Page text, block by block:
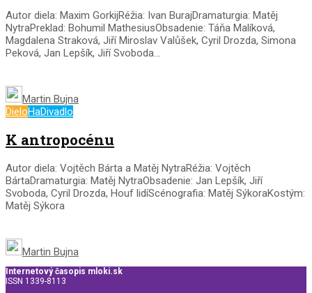
Autor diela: Maxim GorkijRéžia: Ivan BurajDramaturgia: Matěj
NytraPreklad: Bohumil MathesiusObsadenie: Táňa Malíková,
Magdalena Straková, Jiří Miroslav Valůšek, Cyril Drozda, Simona
Peková, Jan Lepšík, Jiří Svoboda...
Martin Bujna
DieloHaDivadlo
K antropocénu
Autor diela: Vojtěch Bárta a Matěj NytraRéžia: Vojtěch
BártaDramaturgia: Matěj NytraObsadenie: Jan Lepšík, Jiří
Svoboda, Cyril Drozda, Houf lidíScénografia: Matěj SýkoraKostým:
Matěj Sýkora
Martin Bujna
Internetový časopis mloki.sk
ISSN 1339-8113